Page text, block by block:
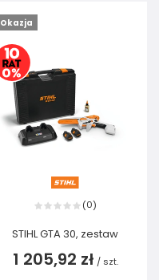
Okazja
(0)
STIHL GTA 30, zestaw
1 205,92 zł / szt.